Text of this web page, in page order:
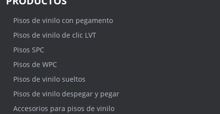
Pisos de vinilo con pegamento
Pisos de vinilo de clic LVT
Pisos SPC
Pisos de WPC
Pisos de vinilo sueltos
Pisos de vinilo despegar y pegar
Accesorios para pisos de vinilo